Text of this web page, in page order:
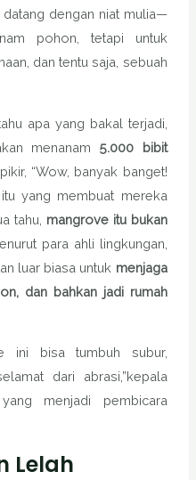
datang dengan niat mulia—
pohon, tetapi untuk
dan tentu saja, sebuah
apa yang bakal terjadi,
menanam 5.000 bibit
“Wow, banyak banget!
yang membuat mereka
tahu, mangrove itu bukan
para ahli lingkungan,
luar biasa untuk menjaga
dan bahkan jadi rumah
ini bisa tumbuh subur,
dari abrasi,”kepala
menjadi pembicara
Lelah